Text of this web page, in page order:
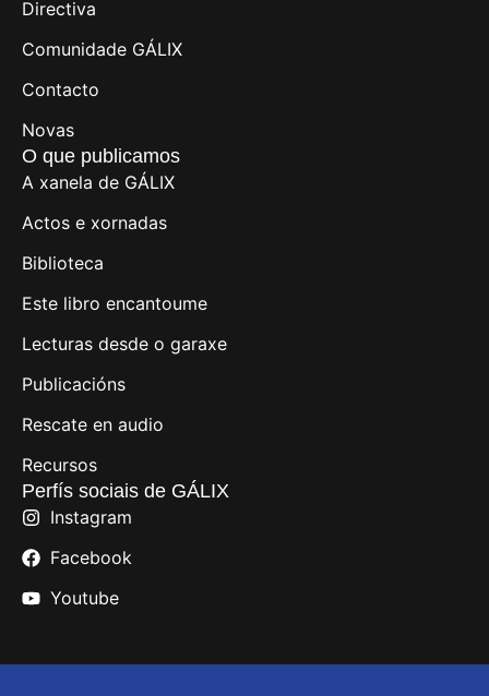
Directiva
Comunidade GÁLIX
Contacto
Novas
O que publicamos
A xanela de GÁLIX
Actos e xornadas
Biblioteca
Este libro encantoume
Lecturas desde o garaxe
Publicacións
Rescate en audio
Recursos
Perfís sociais de GÁLIX
Instagram
Facebook
Youtube